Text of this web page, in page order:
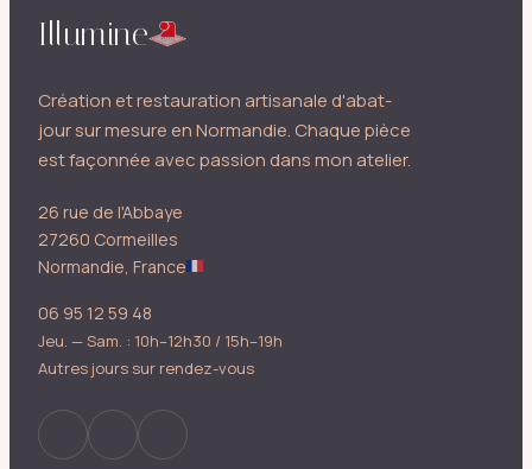
Illumine
Création et restauration artisanale d'abat-
jour sur mesure en Normandie. Chaque pièce
est façonnée avec passion dans mon atelier.
26 rue de l'Abbaye
27260 Cormeilles
Normandie, France
06 95 12 59 48
Jeu. — Sam. : 10h–12h30 / 15h–19h
Autres jours sur rendez-vous